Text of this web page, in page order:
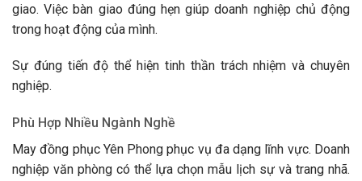
giao. Việc bàn giao đúng hẹn giúp doanh nghiệp chủ động
trong hoạt động của mình.
Sự đúng tiến độ thể hiện tinh thần trách nhiệm và chuyên
nghiệp.
Phù Hợp Nhiều Ngành Nghề
May đồng phục Yên Phong phục vụ đa dạng lĩnh vực. Doanh
nghiệp văn phòng có thể lựa chọn mẫu lịch sự và trang nhã.